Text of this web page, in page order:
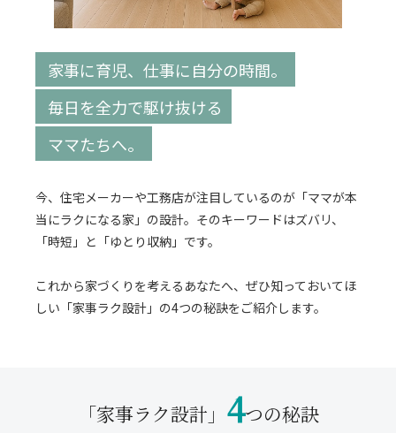
家事に育児、仕事に自分の時間。
毎日を全力で駆け抜ける
ママたちへ。
今、住宅メーカーや工務店が注目しているのが「ママが本
当にラクになる家」の設計。そのキーワードはズバリ、
「時短」と「ゆとり収納」です。
これから家づくりを考えるあなたへ、ぜひ知っておいてほ
しい「家事ラク設計」の4つの秘訣をご紹介します。
「家事ラク設計」 4つの秘訣